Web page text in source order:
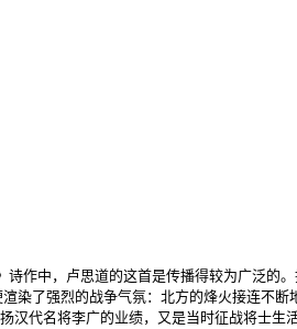
作中，卢思道的这首是传播得较为广泛
了强烈的战争气氛：北方的烽火接连
代名将李广的业绩，又是当时征战将士生